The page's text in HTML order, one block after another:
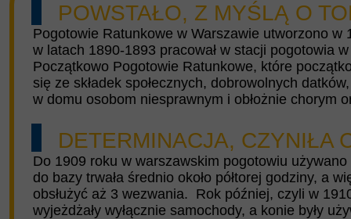
DETERMINACJA, CZYNIŁA
Do 1909 roku w warszawskim pogotowiu
do bazy trwała średnio około półtorej godziny, a
obsłużyć aż 3 wezwania. Rok później, czyli w
wyjeżdżały wyłącznie samochody, a konie były
POWSTAŁO, Z MYŚLĄ O
Pogotowie Ratunkowe w Warszawie utworzono
w latach 1890-1893 pracował w stacji pogotowia
Początkowo Pogotowie Ratunkowe, które
się ze składek społecznych, dobrowolnych
w domu osobom niesprawnym i obłożnie chorym